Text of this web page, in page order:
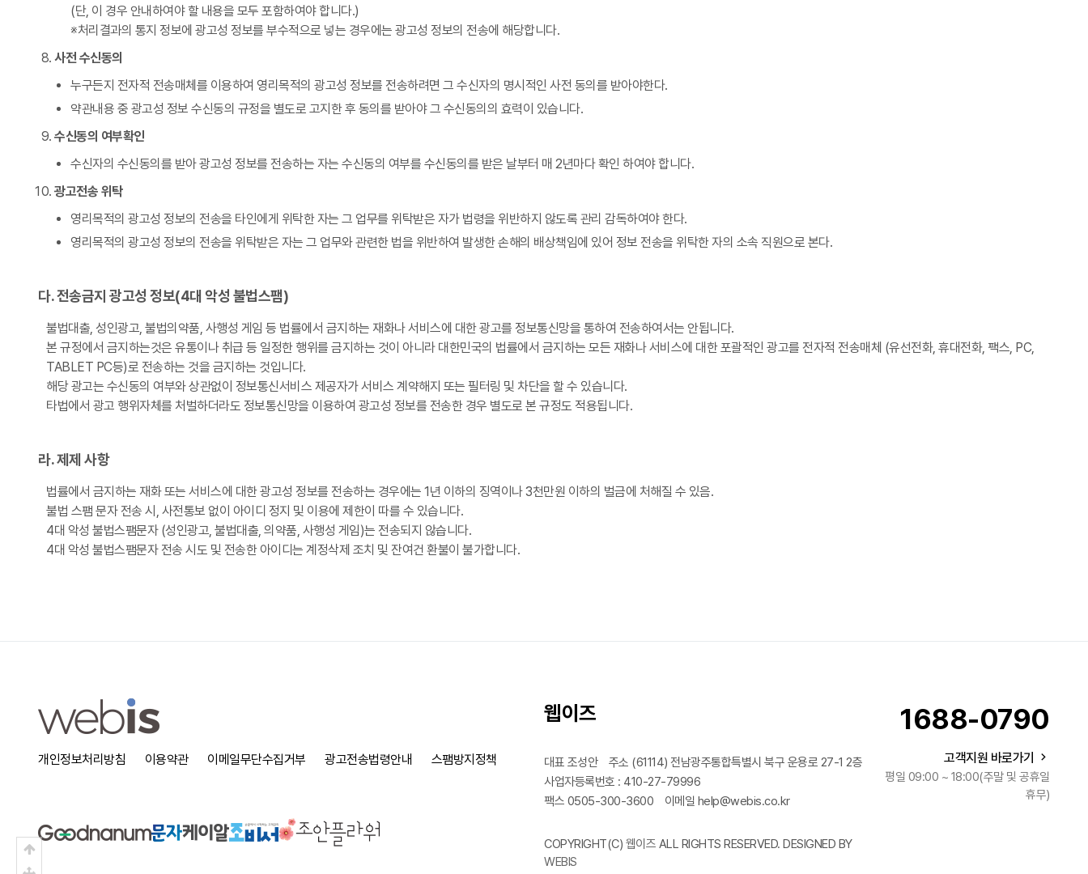
(단, 이 경우 안내하여야 할 내용을 모두 포함하여야 합니다.)
※처리결과의 통지 정보에 광고성 정보를 부수적으로 넣는 경우에는 광고성 정보의 전송에 해당합니다.
사전 수신동의
누구든지 전자적 전송매체를 이용하여 영리목적의 광고성 정보를 전송하려면 그 수신자의 명시적인 사전 동의를 받아야한다.
약관내용 중 광고성 정보 수신동의 규정을 별도로 고지한 후 동의를 받아야 그 수신동의의 효력이 있습니다.
수신동의 여부확인
수신자의 수신동의를 받아 광고성 정보를 전송하는 자는 수신동의 여부를 수신동의를 받은 날부터 매 2년마다 확인 하여야 합니다.
광고전송 위탁
영리목적의 광고성 정보의 전송을 타인에게 위탁한 자는 그 업무를 위탁받은 자가 법령을 위반하지 않도록 관리 감독하여야 한다.
영리목적의 광고성 정보의 전송을 위탁받은 자는 그 업무와 관련한 법을 위반하여 발생한 손해의 배상책임에 있어 정보 전송을 위탁한 자의 소속 직원으로 본다.
다. 전송금지 광고성 정보(4대 악성 불법스팸)
불법대출, 성인광고, 불법의약품, 사행성 게임 등 법률에서 금지하는 재화나 서비스에 대한 광고를 정보통신망을 통하여 전송하여서는 안됩니다.
본 규정에서 금지하는것은 유통이나 취급 등 일정한 행위를 금지하는 것이 아니라 대한민국의 법률에서 금지하는 모든 재화나 서비스에 대한 포괄적인 광고를 전자적 전송매체 (유선전화, 휴대전화, 팩스, PC,
TABLET PC등)로 전송하는 것을 금지하는 것입니다.
해당 광고는 수신동의 여부와 상관없이 정보통신서비스 제공자가 서비스 계약해지 또는 필터링 및 차단을 할 수 있습니다.
타법에서 광고 행위자체를 처벌하더라도 정보통신망을 이용하여 광고성 정보를 전송한 경우 별도로 본 규정도 적용됩니다.
라. 제제 사항
법률에서 금지하는 재화 또는 서비스에 대한 광고성 정보를 전송하는 경우에는 1년 이하의 징역이나 3천만원 이하의 벌금에 처해질 수 있음.
불법 스팸 문자 전송 시, 사전통보 없이 아이디 정지 및 이용에 제한이 따를 수 있습니다.
4대 악성 불법스팸문자 (성인광고, 불법대출, 의약품, 사행성 게임)는 전송되지 않습니다.
4대 악성 불법스팸문자 전송 시도 및 전송한 아이디는 계정삭제 조치 및 잔여건 환불이 불가합니다.
개인정보처리방침 이용약관 이메일무단수집거부 광고전송법령안내 스팸방지정책
웹이즈
대표 조성안
주소 (61114) 전남광주통합특별시 북구 운용로 27-1 2층
사업자등록번호 : 410-27-79996
팩스 0505-300-3600
이메일 help@webis.co.kr
COPYRIGHT(C) 웹이즈 ALL RIGHTS RESERVED. DESIGNED BY
WEBIS
1688-0790
고객지원 바로가기
평일 09:00 ~ 18:00(주말 및 공휴일
휴무)
상단으로